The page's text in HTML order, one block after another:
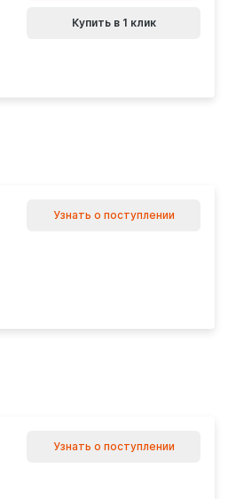
Купить в 1 клик
Узнать о поступлении
Узнать о поступлении